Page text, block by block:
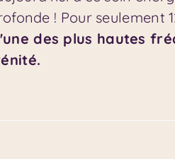
! Pour seulement
des plus hautes